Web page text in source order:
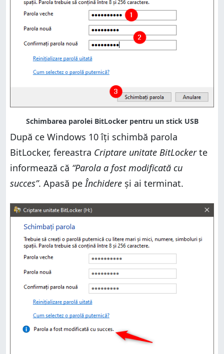
După ce Windows 10 îți schimbă parola
BitLocker, fereastra Criptare unitate BitLockerte
informează că “Parola a fost modificată cu
succes”. Apasă pe Închidere și ai terminat.